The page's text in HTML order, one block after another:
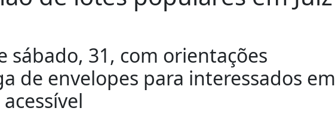
sábado, 31, com orientações
de envelopes para interessados em